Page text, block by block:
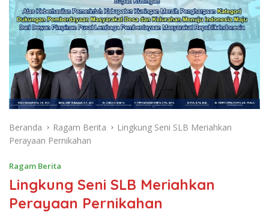
Beranda Ragam Berita
Lingkung Seni SLB Meriahkan
Perayaan Pernikahan
Ragam Berita
Lingkung Seni SLB Meriahkan
Perayaan Pernikahan